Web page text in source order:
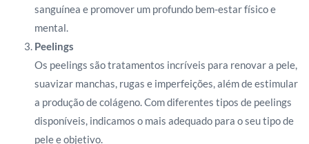
sanguínea e promover um profundo bem-estar físico e
mental.
Peelings
Os peelings são tratamentos incríveis para renovar a pele,
suavizar manchas, rugas e imperfeições, além de estimular
a produção de colágeno. Com diferentes tipos de peelings
disponíveis, indicamos o mais adequado para o seu tipo de
pele e objetivo.